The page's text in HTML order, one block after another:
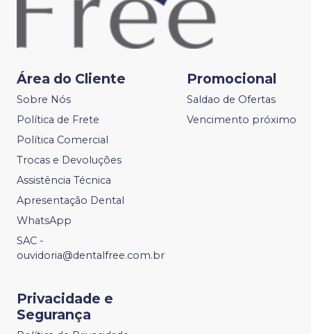
Área do Cliente
Sobre Nós
Política de Frete
Política Comercial
Trocas e Devoluções
Assistência Técnica
Apresentação Dental
WhatsApp
SAC -
ouvidoria@dentalfree.com.br
Promocional
Saldao de Ofertas
Vencimento próximo
Privacidade e
Segurança